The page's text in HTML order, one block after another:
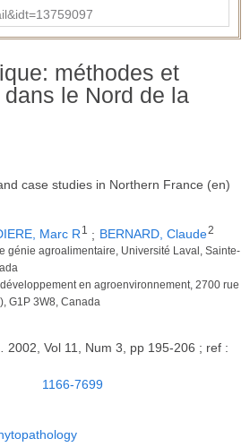
méthodes et
le Nord de la
case studies in Northern France (en)
Marc R1 ; BERNARD, Claude2
génie agroalimentaire, Université Laval, Sainte-
en agroenvironnement, 2700 rue
G1P 3W8, Canada
. 2002, Vol 11, Num 3, pp 195-206 ; ref :
1166-7699